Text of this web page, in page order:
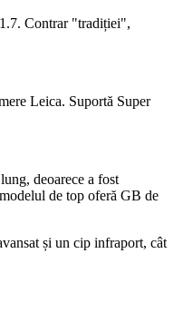
Contrar "tradiției",
Leica. Suportă Super
deoarece a fost
de top oferă GB de
și un cip infraport, cât